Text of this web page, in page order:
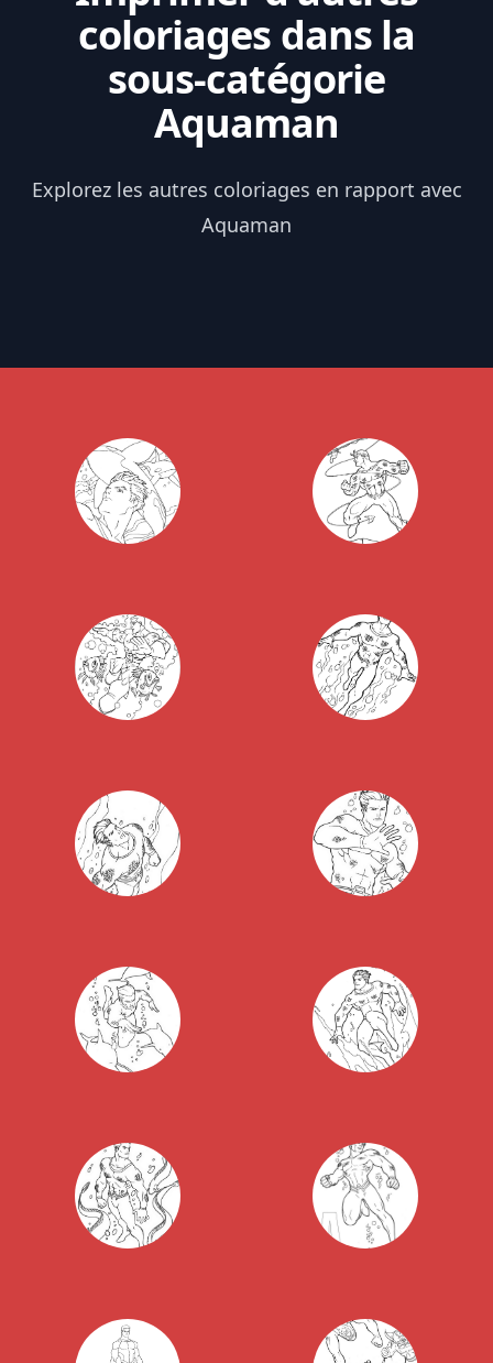
coloriages dans la
sous-catégorie
Aquaman
Explorez les autres coloriages en rapport avec
Aquaman